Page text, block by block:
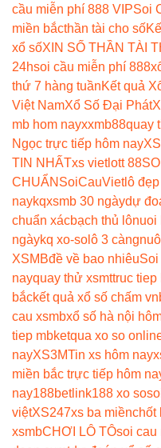
cầu miễn phí 888 VIPSoi
miền bắcthần tài cho số
xổ sốXIN SỐ THẦN TÀI
24hsoi cầu miễn phí 888
thứ 7 hàng tuầnKết quả
Việt NamXổ Số Đại Phát
mb hom nayxxmb88quay
Ngọc trực tiếp hôm nay
TIN NHẤTxs vietlott 88
CHUẨN SoiCauVietlô
naykqxsmb 30 ngàydự
chuẩn xácbạch thủ lônuoi
ngàykq xo-so lô 3 càng
XSMBđề về bao nhiêuSoi
nayquay thử xsmttruc tiep
bắckết quả xổ số chấm vn
cau xsmbxổ số hà nội
tiep mbketqua xo so
nayXS3MTin xs hôm nay
miền bắc trực tiếp hôm
nay188betlink188 xo so
việtXS247xs ba miềnchốt
xsmbCHƠI LÔ TÔsoi cau